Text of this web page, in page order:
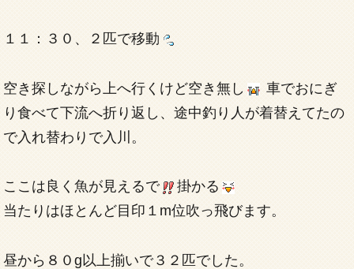
１１：３０、２匹で移動
空き探しながら上へ行くけど空き無し
車でおにぎ
り食べて下流へ折り返し、途中釣り人が着替えてたの
で入れ替わりで入川。
ここは良く魚が見えるで
掛かる
当たりはほとんど目印１m位吹っ飛びます。
昼から８０g以上揃いで３２匹でした。